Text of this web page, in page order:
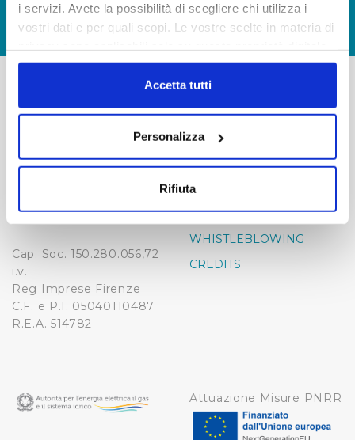
i servizi. Avete la possibilità di scegliere chi utilizza i
vostri dati e per quali scopi. Le vostre scelte in materia di
in cui avete effettuato le vostre scelte. È possibile
modificare o revocare il proprio consenso in qualsiasi
momento dalla Dichiarazione sui cookie o facendo clic
Con il tuo consenso, vorremmo anche:
raccogliere informazioni sulla tua posizione
Identificare il tuo dispositivo, scansionandolo
attivamente alla ricerca di caratteristiche specifiche
Approfondisci come vengono elaborati i tuoi dati personali
e imposta le tue preferenze nella
Utilizziamo dei cookie tecnici necessari per rendere
fruibile il sito web abilitandone funzionalità di base quali
la navigazione sulle pagine e l'accesso alle aree
Accetta tutti
Personalizza
Rifiuta
GIUDICA IL SERVIZIO
LAVORA CON NOI
50126 Fi
-
Cap. Soc. 150.280.056,72
i.v.
Reg Imprese Firenze
C.F. e P.I. 05040110487
R.E.A. 514782
-
FAQ
PRIVACY POLICY
NOTE LEGALI
COOKIE
WHISTLEBLOWING
CREDITS
Attuazione Misure PNRR